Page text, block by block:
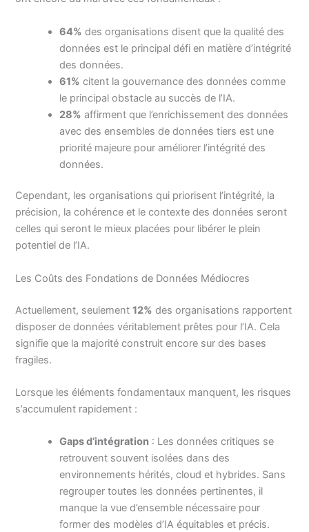
64% des organisations disent que la qualité des
données est le principal défi en matière d’intégrité
des données.
61% citent la gouvernance des données comme
le principal obstacle au succès de l’IA.
28% affirment que l’enrichissement des données
avec des ensembles de données tiers est une
priorité majeure pour améliorer l’intégrité des
données.
Cependant, les organisations qui priorisent l’intégrité, la
précision, la cohérence et le contexte des données seront
celles qui seront le mieux placées pour libérer le plein
potentiel de l’IA.
Les Coûts des Fondations de Données Médiocres
Actuellement, seulement12% des organisations rapportent
disposer de données véritablement prêtes pour l’IA. Cela
signifie que la majorité construit encore sur des bases
fragiles.
Lorsque les éléments fondamentaux manquent, les risques
s’accumulent rapidement :
Gaps d’intégration : Les données critiques se
retrouvent souvent isolées dans des
environnements hérités, cloud et hybrides. Sans
regrouper toutes les données pertinentes, il
manque la vue d’ensemble nécessaire pour
former des modèles d’IA équitables et précis.